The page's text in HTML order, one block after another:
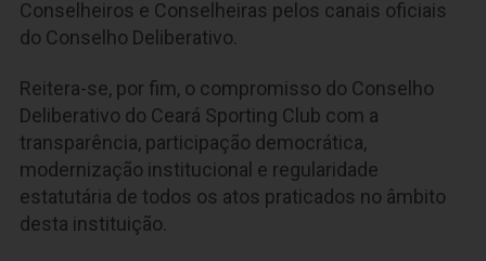
Conselheiros e Conselheiras pelos canais oficiais
do Conselho Deliberativo.
Reitera-se, por fim, o compromisso do Conselho
Deliberativo do Ceará Sporting Club com a
transparência, participação democrática,
modernização institucional e regularidade
estatutária de todos os atos praticados no âmbito
desta instituição.